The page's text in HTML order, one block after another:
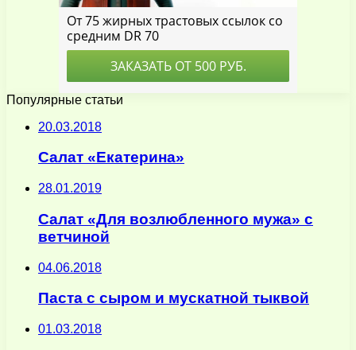
Популярные статьи
20.03.2018
Салат «Екатерина»
28.01.2019
Салат «Для возлюбленного мужа» с
ветчиной
04.06.2018
Паста с сыром и мускатной тыквой
01.03.2018